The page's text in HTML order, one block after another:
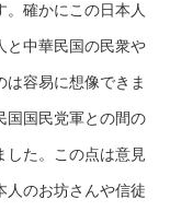
確かにこの日本人
と中華民国の民衆や
は容易に想像できま
国国民党軍との間の
した。この点は意見
人のお坊さんや信徒